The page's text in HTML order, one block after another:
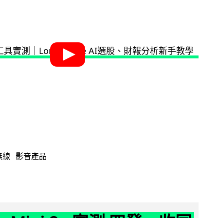
線 影音產品